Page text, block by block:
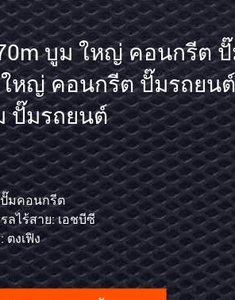
กถัง 38m แพลตฟอร์มก
างอากาศ รถบรรทุกติด
ารปฏิบัติงานความสูงสูง
ช้าลอยฟ้า
: 400กก